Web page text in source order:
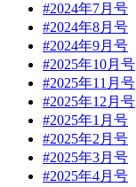
#2024年7月号
#2024年8月号
#2024年9月号
#2025年10月号
#2025年11月号
#2025年12月号
#2025年1月号
#2025年2月号
#2025年3月号
#2025年4月号